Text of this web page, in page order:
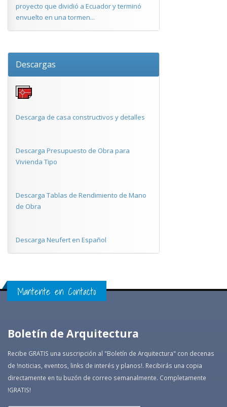
proyecto que dividió a Ecuador y terminó
envuelto en una tormen...
Descargas
Descarga de casa constructivos y detalles
Descarga Presupuesto de Obra para
Vivienda Tipo
Descarga Tablas de Rendimiento de Mano
de Obra
Descarga Neufert en Español
Mantente en Contacto
Boletín de Arquitectura
Recibe GRATIS una suscripción al "Boletín de Arquitectura" con decenas
de !noticias, eventos, links de interés y planos!. Recibirás una copia
directamente en tu buzón de correo semanalmente. Completamente
!GRATIS!